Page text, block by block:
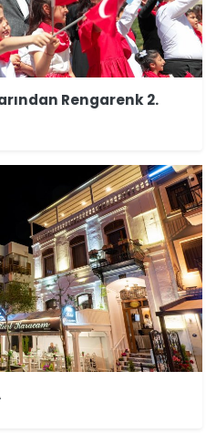
Rengarenk 2.